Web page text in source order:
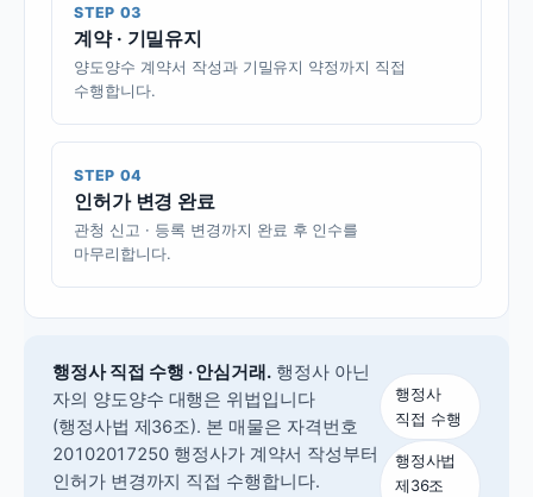
STEP 03
계약 · 기밀유지
양도양수 계약서 작성과 기밀유지 약정까지 직접
수행합니다.
STEP 04
인허가 변경 완료
관청 신고 · 등록 변경까지 완료 후 인수를
마무리합니다.
행정사 직접 수행 · 안심거래. 행정사 아닌
자의 양도양수 대행은 위법입니다
(행정사법 제36조). 본 매물은 자격번호
20102017250 행정사가 계약서 작성부터
인허가 변경까지 직접 수행합니다.
행정사
직접 수행
행정사법
제36조